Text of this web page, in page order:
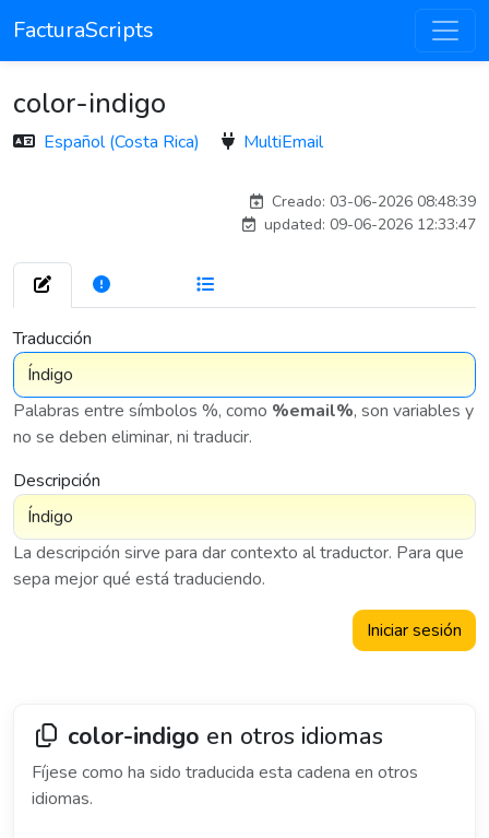
FacturaScripts
color-indigo
Español (Costa Rica) MultiEmail
Creado: 03-06-2026 08:48:39
updated: 09-06-2026 12:33:47
Traducción
Palabras entre símbolos %, como %email%, son variables y
no se deben eliminar, ni traducir.
Descripción
La descripción sirve para dar contexto al traductor. Para que
sepa mejor qué está traduciendo.
Iniciar sesión
color-indigo en otros idiomas
Fíjese como ha sido traducida esta cadena en otros
idiomas.